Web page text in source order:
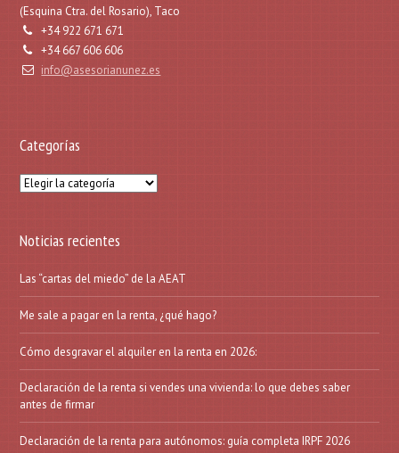
(Esquina Ctra. del Rosario), Taco
+34 922 671 671
+34 667 606 606
info@asesorianunez.es
Categorías
Categorías
Noticias recientes
Las “cartas del miedo” de la AEAT
Me sale a pagar en la renta, ¿qué hago?
Cómo desgravar el alquiler en la renta en 2026:
Declaración de la renta si vendes una vivienda: lo que debes saber
antes de firmar
Declaración de la renta para autónomos: guía completa IRPF 2026